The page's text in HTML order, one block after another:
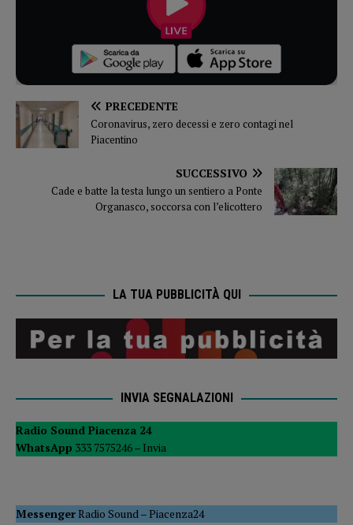
PRECEDENTE
Coronavirus, zero decessi e zero contagi nel
Piacentino
SUCCESSIVO
Cade e batte la testa lungo un sentiero a Ponte
Organasco, soccorsa con l’elicottero
LA TUA PUBBLICITÀ QUI
INVIA SEGNALAZIONI
Radio Sound Piacenza 24
WhatsApp 333 7575246 – Invia
MessengerRadio Sound –Piacenza24